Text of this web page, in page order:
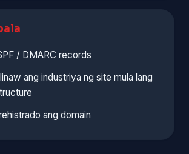
/ DMARC records
ang industriya ng site mula lang
ang domain